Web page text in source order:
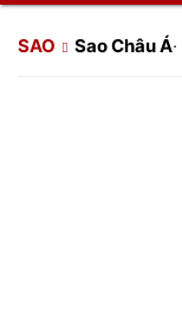
SAO Sao Châu Á·